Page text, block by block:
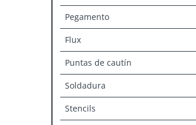
Pegamento
Flux
Puntas de cautín
Soldadura
Stencils